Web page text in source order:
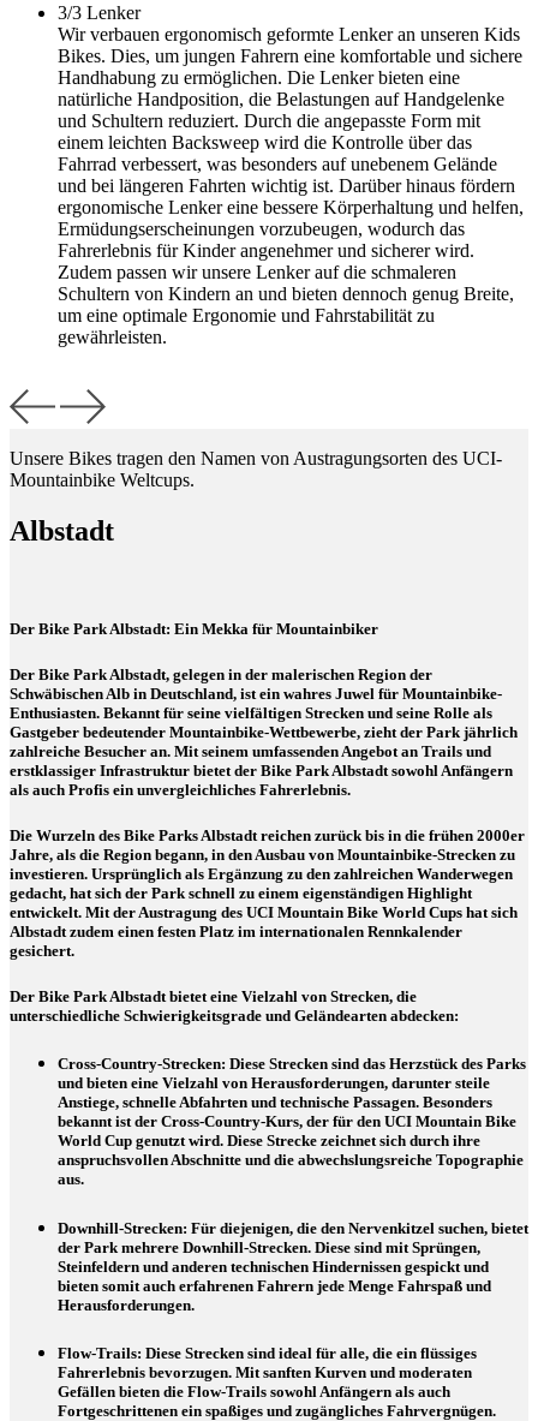
3/3 Lenker
Wir verbauen ergonomisch geformte Lenker an unseren Kids
Bikes. Dies, um jungen Fahrern eine komfortable und sichere
Handhabung zu ermöglichen. Die Lenker bieten eine
natürliche Handposition, die Belastungen auf Handgelenke
und Schultern reduziert. Durch die angepasste Form mit
einem leichten Backsweep wird die Kontrolle über das
Fahrrad verbessert, was besonders auf unebenem Gelände
und bei längeren Fahrten wichtig ist. Darüber hinaus fördern
ergonomische Lenker eine bessere Körperhaltung und helfen,
Ermüdungserscheinungen vorzubeugen, wodurch das
Fahrerlebnis für Kinder angenehmer und sicherer wird.
Zudem passen wir unsere Lenker auf die schmaleren
Schultern von Kindern an und bieten dennoch genug Breite,
um eine optimale Ergonomie und Fahrstabilität zu
gewährleisten.
Unsere Bikes tragen den Namen von Austragungsorten des UCI-
Mountainbike Weltcups.
Albstadt
Der Bike Park Albstadt: Ein Mekka für Mountainbiker
Der Bike Park Albstadt, gelegen in der malerischen Region der
Schwäbischen Alb in Deutschland, ist ein wahres Juwel für Mountainbike-
Enthusiasten. Bekannt für seine vielfältigen Strecken und seine Rolle als
Gastgeber bedeutender Mountainbike-Wettbewerbe, zieht der Park jährlich
zahlreiche Besucher an. Mit seinem umfassenden Angebot an Trails und
erstklassiger Infrastruktur bietet der Bike Park Albstadt sowohl Anfängern
als auch Profis ein unvergleichliches Fahrerlebnis.
Die Wurzeln des Bike Parks Albstadt reichen zurück bis in die frühen 2000er
Jahre, als die Region begann, in den Ausbau von Mountainbike-Strecken zu
investieren. Ursprünglich als Ergänzung zu den zahlreichen Wanderwegen
gedacht, hat sich der Park schnell zu einem eigenständigen Highlight
entwickelt. Mit der Austragung des UCI Mountain Bike World Cups hat sich
Albstadt zudem einen festen Platz im internationalen Rennkalender
gesichert.
Der Bike Park Albstadt bietet eine Vielzahl von Strecken, die
unterschiedliche Schwierigkeitsgrade und Geländearten abdecken:
Cross-Country-Strecken: Diese Strecken sind das Herzstück des Parks
und bieten eine Vielzahl von Herausforderungen, darunter steile
Anstiege, schnelle Abfahrten und technische Passagen. Besonders
bekannt ist der Cross-Country-Kurs, der für den UCI Mountain Bike
World Cup genutzt wird. Diese Strecke zeichnet sich durch ihre
anspruchsvollen Abschnitte und die abwechslungsreiche Topographie
aus.
Downhill-Strecken: Für diejenigen, die den Nervenkitzel suchen, bietet
der Park mehrere Downhill-Strecken. Diese sind mit Sprüngen,
Steinfeldern und anderen technischen Hindernissen gespickt und
bieten somit auch erfahrenen Fahrern jede Menge Fahrspaß und
Herausforderungen.
Flow-Trails: Diese Strecken sind ideal für alle, die ein flüssiges
Fahrerlebnis bevorzugen. Mit sanften Kurven und moderaten
Gefällen bieten die Flow-Trails sowohl Anfängern als auch
Fortgeschrittenen ein spaßiges und zugängliches Fahrvergnügen.